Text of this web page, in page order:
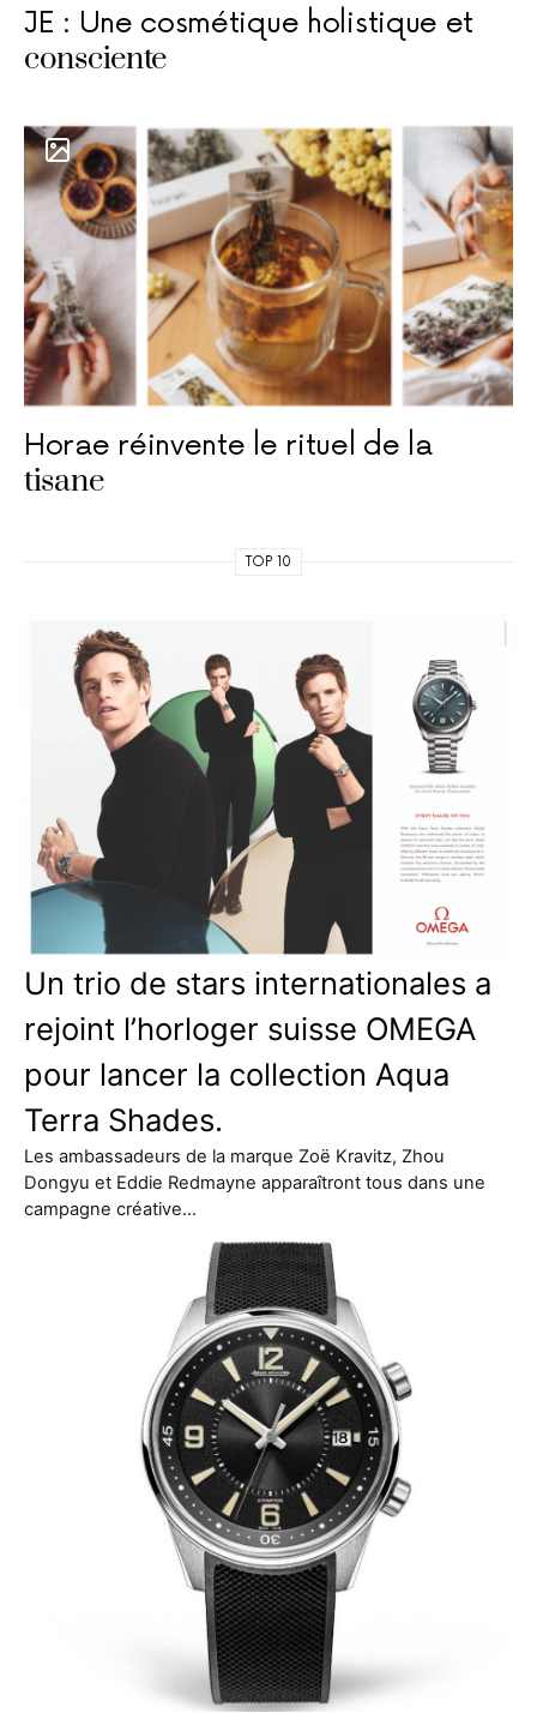
JE : Une cosmétique holistique et
consciente
Horae réinvente le rituel de la
tisane
TOP 10
Un trio de stars internationales a
rejoint l’horloger suisse OMEGA
pour lancer la collection Aqua
Terra Shades.
Les ambassadeurs de la marque Zoë Kravitz, Zhou
Dongyu et Eddie Redmayne apparaîtront tous dans une
campagne créative…